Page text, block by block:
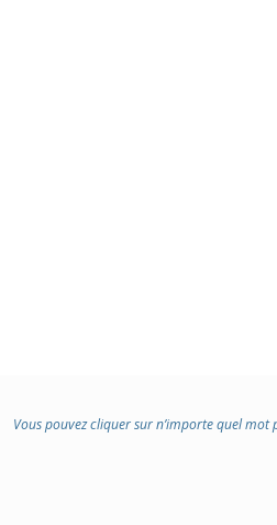
Vous pouvez cliquer sur n’importe quel